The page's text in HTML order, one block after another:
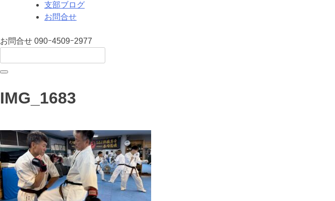
支部ブログ
お問合せ
お問合せ 090ｰ4509ｰ2977
IMG_1683